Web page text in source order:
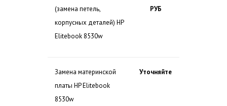
(замена петель,
корпусных деталей) HP
Elitebook 8530w
РУБ
Замена материнской
платы HP Elitebook
8530w
Уточняйте